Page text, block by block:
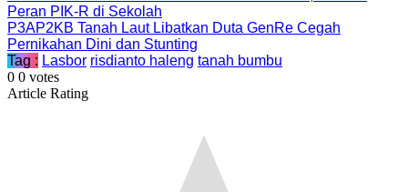
Peran PIK-R di Sekolah
P3AP2KB Tanah Laut Libatkan Duta GenRe Cegah
Pernikahan Dini dan Stunting
Tag : Lasbor risdianto haleng tanah bumbu
0 0 votes
Article Rating